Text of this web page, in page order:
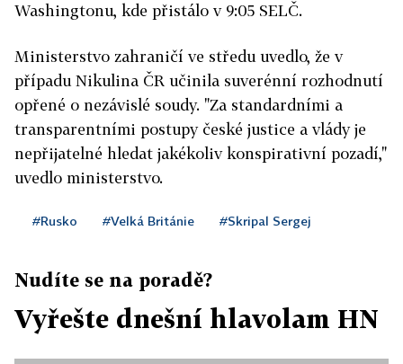
Washingtonu, kde přistálo v 9:05 SELČ.
Ministerstvo zahraničí ve středu uvedlo, že v
případu Nikulina ČR učinila suverénní rozhodnutí
opřené o nezávislé soudy. "Za standardními a
transparentními postupy české justice a vlády je
nepřijatelné hledat jakékoliv konspirativní pozadí,"
uvedlo ministerstvo.
#Rusko #Velká Británie #Skripal Sergej
Nudíte se na poradě?
Vyřešte dnešní hlavolam HN